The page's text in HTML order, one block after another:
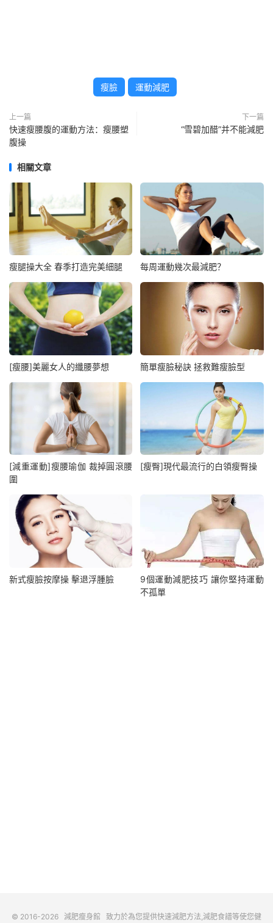
瘦臉 運動減肥
上一篇
快速瘦腰腹的運動方法：瘦腰塑
腹操
下一篇
“雪碧加醋”并不能減肥
相關文章
瘦腿操大全 春季打造完美細腿 每周運動幾次最減肥？
[瘦腰]美麗女人的纖腰夢想 簡單瘦臉秘訣 拯救難瘦臉型
[減重運動]瘦腰瑜伽 裁掉圓滾腰
圍
[瘦臀]現代最流行的白領瘦臀操
新式瘦臉按摩操 擊退浮腫臉
9個運動減肥技巧 讓你堅持運動
不孤單
© 2016-2026 減肥瘦身館 致力於為您提供快速減肥方法,減肥食譜等使您健